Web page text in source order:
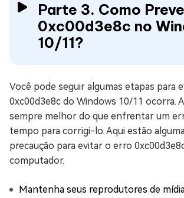
Parte 3. Como
0xc00d3e8c no
10/11?
Você pode seguir algumas etapas para
0xc00d3e8c do Windows 10/11 ocorra.
sempre melhor do que enfrentar um
tempo para corrigi-lo. Aqui estão
precaução para evitar o erro
computador.
Mantenha seus reprodutores de